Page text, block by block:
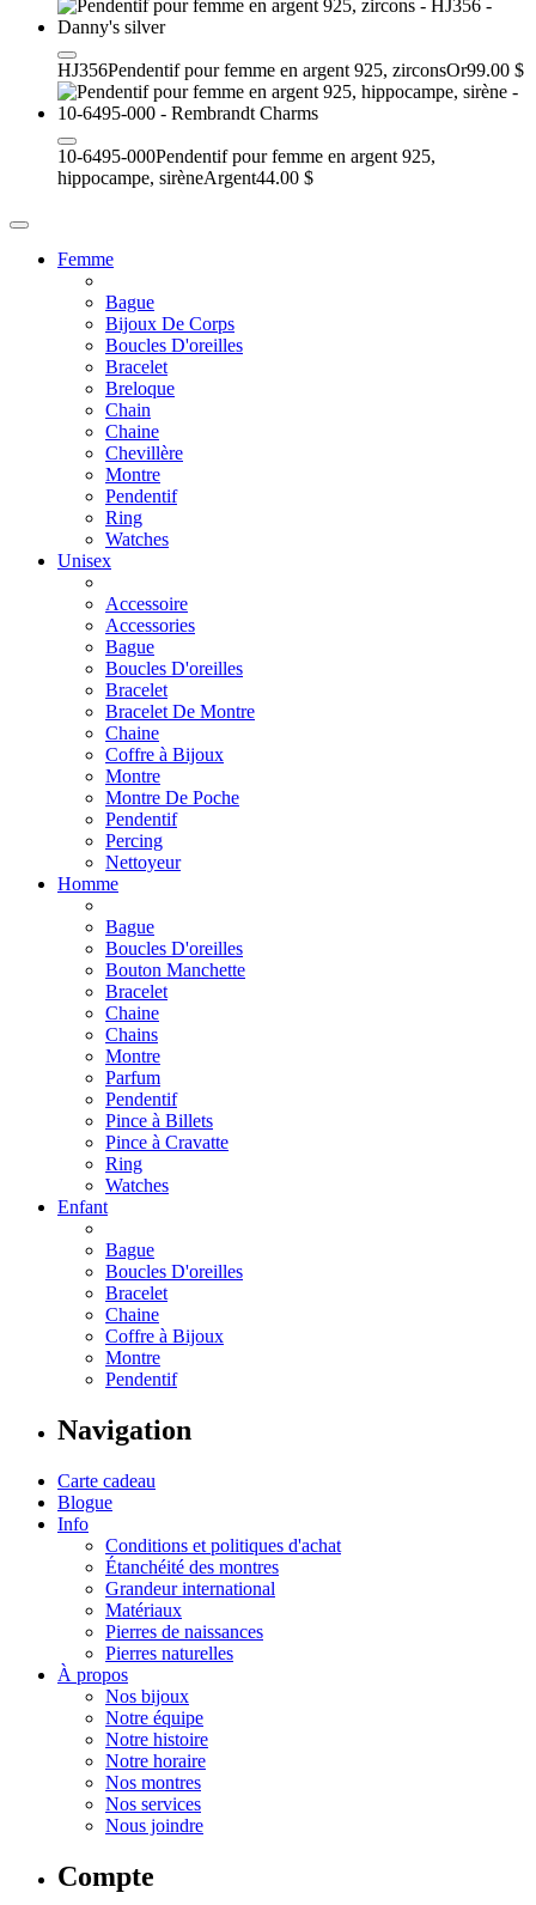
HJ356Pendentif pour femme en argent 925, zirconsOr99.00 $
10-6495-000Pendentif pour femme en argent 925,
hippocampe, sirèneArgent44.00 $
Femme
Bague
Bijoux De Corps
Boucles D'oreilles
Bracelet
Breloque
Chain
Chaine
Chevillère
Montre
Pendentif
Ring
Watches
Unisex
Accessoire
Accessories
Bague
Boucles D'oreilles
Bracelet
Bracelet De Montre
Chaine
Coffre à Bijoux
Montre
Montre De Poche
Pendentif
Percing
Nettoyeur
Homme
Bague
Boucles D'oreilles
Bouton Manchette
Bracelet
Chaine
Chains
Montre
Parfum
Pendentif
Pince à Billets
Pince à Cravatte
Ring
Watches
Enfant
Bague
Boucles D'oreilles
Bracelet
Chaine
Coffre à Bijoux
Montre
Pendentif
Navigation
Carte cadeau
Blogue
Info
Conditions et politiques d'achat
Étanchéité des montres
Grandeur international
Matériaux
Pierres de naissances
Pierres naturelles
À propos
Nos bijoux
Notre équipe
Notre histoire
Notre horaire
Nos montres
Nos services
Nous joindre
Compte